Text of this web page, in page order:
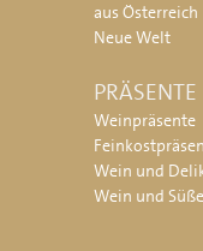
aus Österreich
Neue Welt
PRÄSENTE
Weinpräsente
Wein und
Wein und